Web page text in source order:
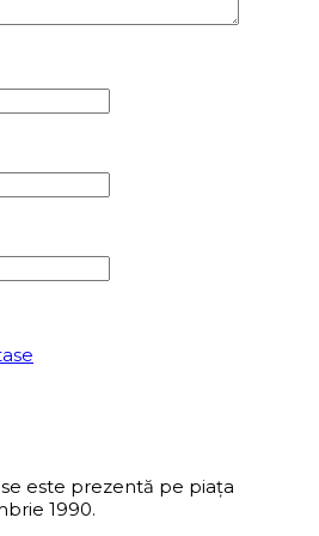
este prezentă pe piața
1990.